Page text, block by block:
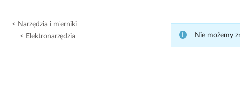
Nie możemy
Narzędzia i mierniki
Elektronarzędzia